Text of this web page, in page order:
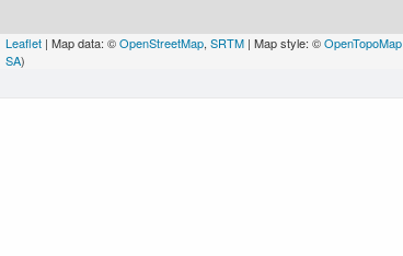
Leaflet | Map data: ©OpenStreetMap, SRTM | Map style: ©OpenTopoMap
SA)